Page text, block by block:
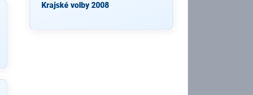
Krajské volby 2008